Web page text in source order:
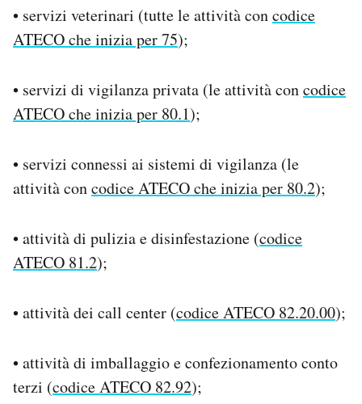
• servizi veterinari (tutte le attività concodice
ATECO che inizia per 75);
• servizi di vigilanza privata (le attività concodice
ATECO che inizia per 80.1);
• servizi connessi ai sistemi di vigilanza (le
attività concodice ATECO che inizia per 80.2);
• attività di pulizia e disinfestazione (codice
ATECO 81.2);
• attività dei call center (codice ATECO 82.20.00);
• attività di imballaggio e confezionamento conto
terzi (codice ATECO 82.92);